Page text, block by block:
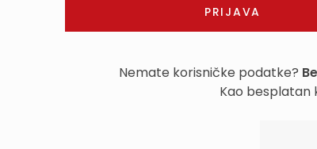
Nemate korisničke podatke?
Kao besplatan